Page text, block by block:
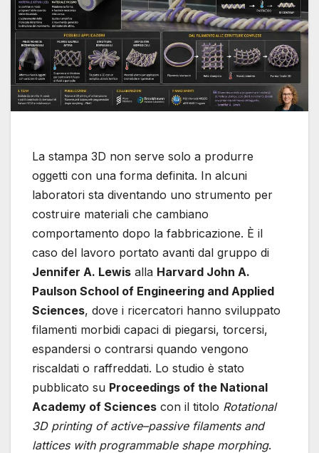
La stampa 3D non serve solo a produrre
oggetti con una forma definita. In alcuni
laboratori sta diventando uno strumento per
costruire materiali che cambiano
comportamento dopo la fabbricazione. È il
caso del lavoro portato avanti dal gruppo di
Jennifer A. Lewis alla Harvard John A.
Paulson School of Engineering and Applied
Sciences, dove i ricercatori hanno sviluppato
filamenti morbidi capaci di piegarsi, torcersi,
espandersi o contrarsi quando vengono
riscaldati o raffreddati. Lo studio è stato
pubblicato su Proceedings of the National
Academy of Sciences con il titolo Rotational
3D printing of active–passive filaments and
lattices with programmable shape morphing.